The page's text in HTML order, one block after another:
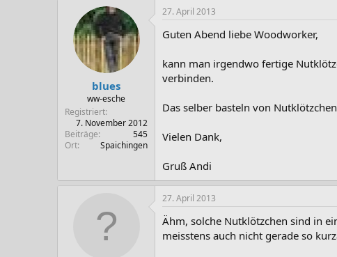
s
t
e
l
l
t
a
m
h
a
o
r
e
blues
ww-esche
Registriert
7. November 2012
Beiträge
545
Ort
Spaichingen
27. April 2013
Guten Abend liebe Woodworker,
kann man irgendwo fertige
verbinden.
Das selber basteln von
Vielen Dank,
Gruß Andi
27. April 2013
Ähm, solche Nutklötzchen sind in
meisstens auch nicht gerade so